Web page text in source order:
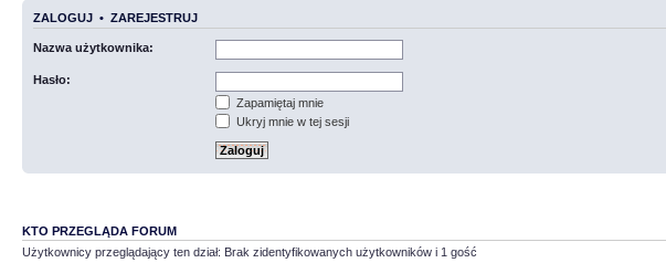
ZALOGUJ • ZAREJESTRUJ
Nazwa użytkownika:
Hasło:
Zapamiętaj mnie
Ukryj mnie w tej sesji
KTO PRZEGLĄDA FORUM
Użytkownicy przeglądający ten dział: Brak zidentyfikowanych użytkowników i 1 gość